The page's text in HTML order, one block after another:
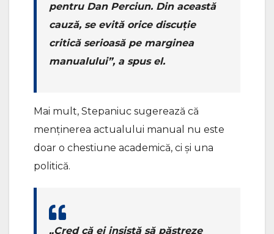
pentru Dan Perciun. Din această
cauză, se evită orice discuție
critică serioasă pe marginea
manualului”, a spus el.
Mai mult, Stepaniuc sugerează că
menținerea actualului manual nu este
doar o chestiune academică, ci și una
politică.
„Cred că ei insistă să păstreze